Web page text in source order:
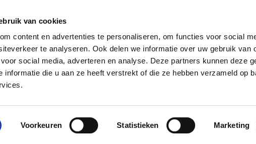
van cookies
content en advertenties te personaliseren, om functies voor social
te analyseren. Ook delen we informatie over uw gebruik van
social media, adverteren en analyse. Deze partners kunnen deze
informatie die u aan ze heeft verstrekt of die ze hebben verzameld op
Voorkeuren Statistieken Marketing
Producten
Breadcrumb
Home Yoghurt
Milde